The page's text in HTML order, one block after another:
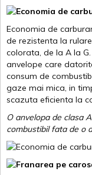
Economia de
de rezistenta la
colorata, de la A la
anvelope care
consum de
gaze mai mica, in
scazuta eficienta la
O anvelopa de clasa
combustibil fata de o